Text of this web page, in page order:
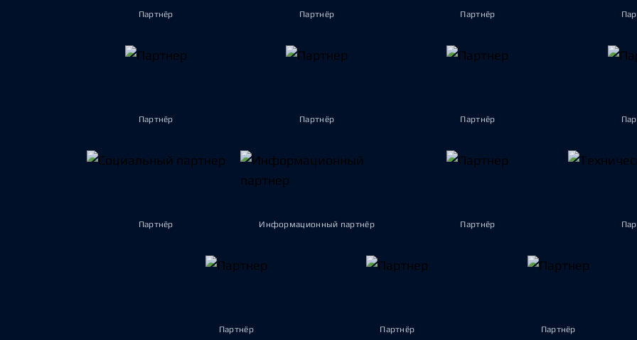
Партнёр Партнёр Партнёр
Партнёр Партнёр Партнёр
Партнёр Информационный партнёр Партнёр
Партнёр Партнёр Партнёр